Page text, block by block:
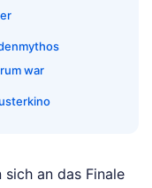
war
an das Finale